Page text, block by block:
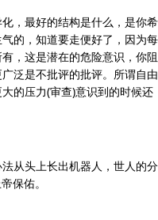
，最好的结构是什么，是你希
的，知道要走便好了，因为每
，这是潜在的危险意识，你阻
泛是不批评的批评。所谓自由
的压力(审查)意识到的时候还
从头上长出机器人，世人的分
保佑。